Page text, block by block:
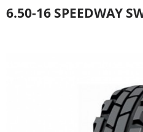
6.50-16 SPEEDWAY